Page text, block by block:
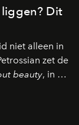
Dit
niet alleen in
zet de
beauty, in de